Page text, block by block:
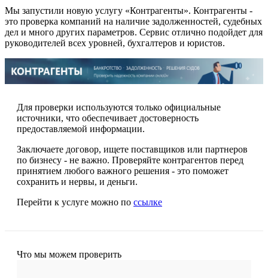
Мы запустили новую услугу «Контрагенты». Контрагенты -
это проверка компаний на наличие задолженностей, судебных
дел и много других параметров. Сервис отлично подойдет для
руководителей всех уровней, бухгалтеров и юристов.
Для проверки используются только официальные
источники, что обеспечивает достоверность
предоставляемой информации.
Заключаете договор, ищете поставщиков или партнеров
по бизнесу - не важно. Проверяйте контрагентов перед
принятием любого важного решения - это поможет
сохранить и нервы, и деньги.
Перейти к услуге можно по ссылке
Что мы можем проверить